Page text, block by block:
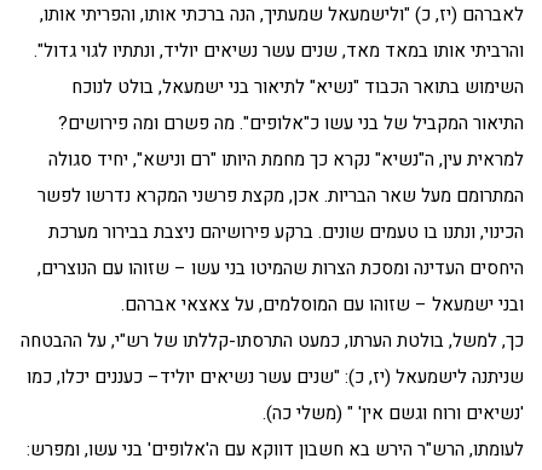
לאברהם (יז, כ) "ולישמעאל שמעתיך, הנה ברכתי אותו, והפריתי אותו,
והרביתי אותו במאד מאד, שנים עשר נשיאים יוליד, ונתתיו לגוי גדול".
השימוש בתואר הכבוד "נשיא" לתיאור בני ישמעאל, בולט לנוכח
התיאור המקביל של בני עשו כ"אלופים". מה פשרם ומה פירושים?
למראית עין, ה"נשיא" נקרא כך מחמת היותו "רם ונישא", יחיד סגולה
המתרומם מעל שאר הבריות. אכן, מקצת פרשני המקרא נדרשו לפשר
הכינוי, ונתנו בו טעמים שונים. ברקע פירושיהם ניצבת בבירור מערכת
היחסים העדינה ומסכת הצרות שהמיטו בני עשו – שזוהו עם הנוצרים,
ובני ישמעאל – שזוהו עם המוסלמים, על צאצאי אברהם.
כך, למשל, בולטת הערתו, כמעט התרסתו-קללתו של רש"י, על ההבטחה
שניתנה לישמעאל (יז, כ): "שנים עשר נשיאים יוליד– כעננים יכלו, כמו
'נשיאים ורוח וגשם אין' " (משלי כה).
לעומתו, הרש"ר הירש בא חשבון דווקא עם ה'אלופים' בני עשו, ומפרש: